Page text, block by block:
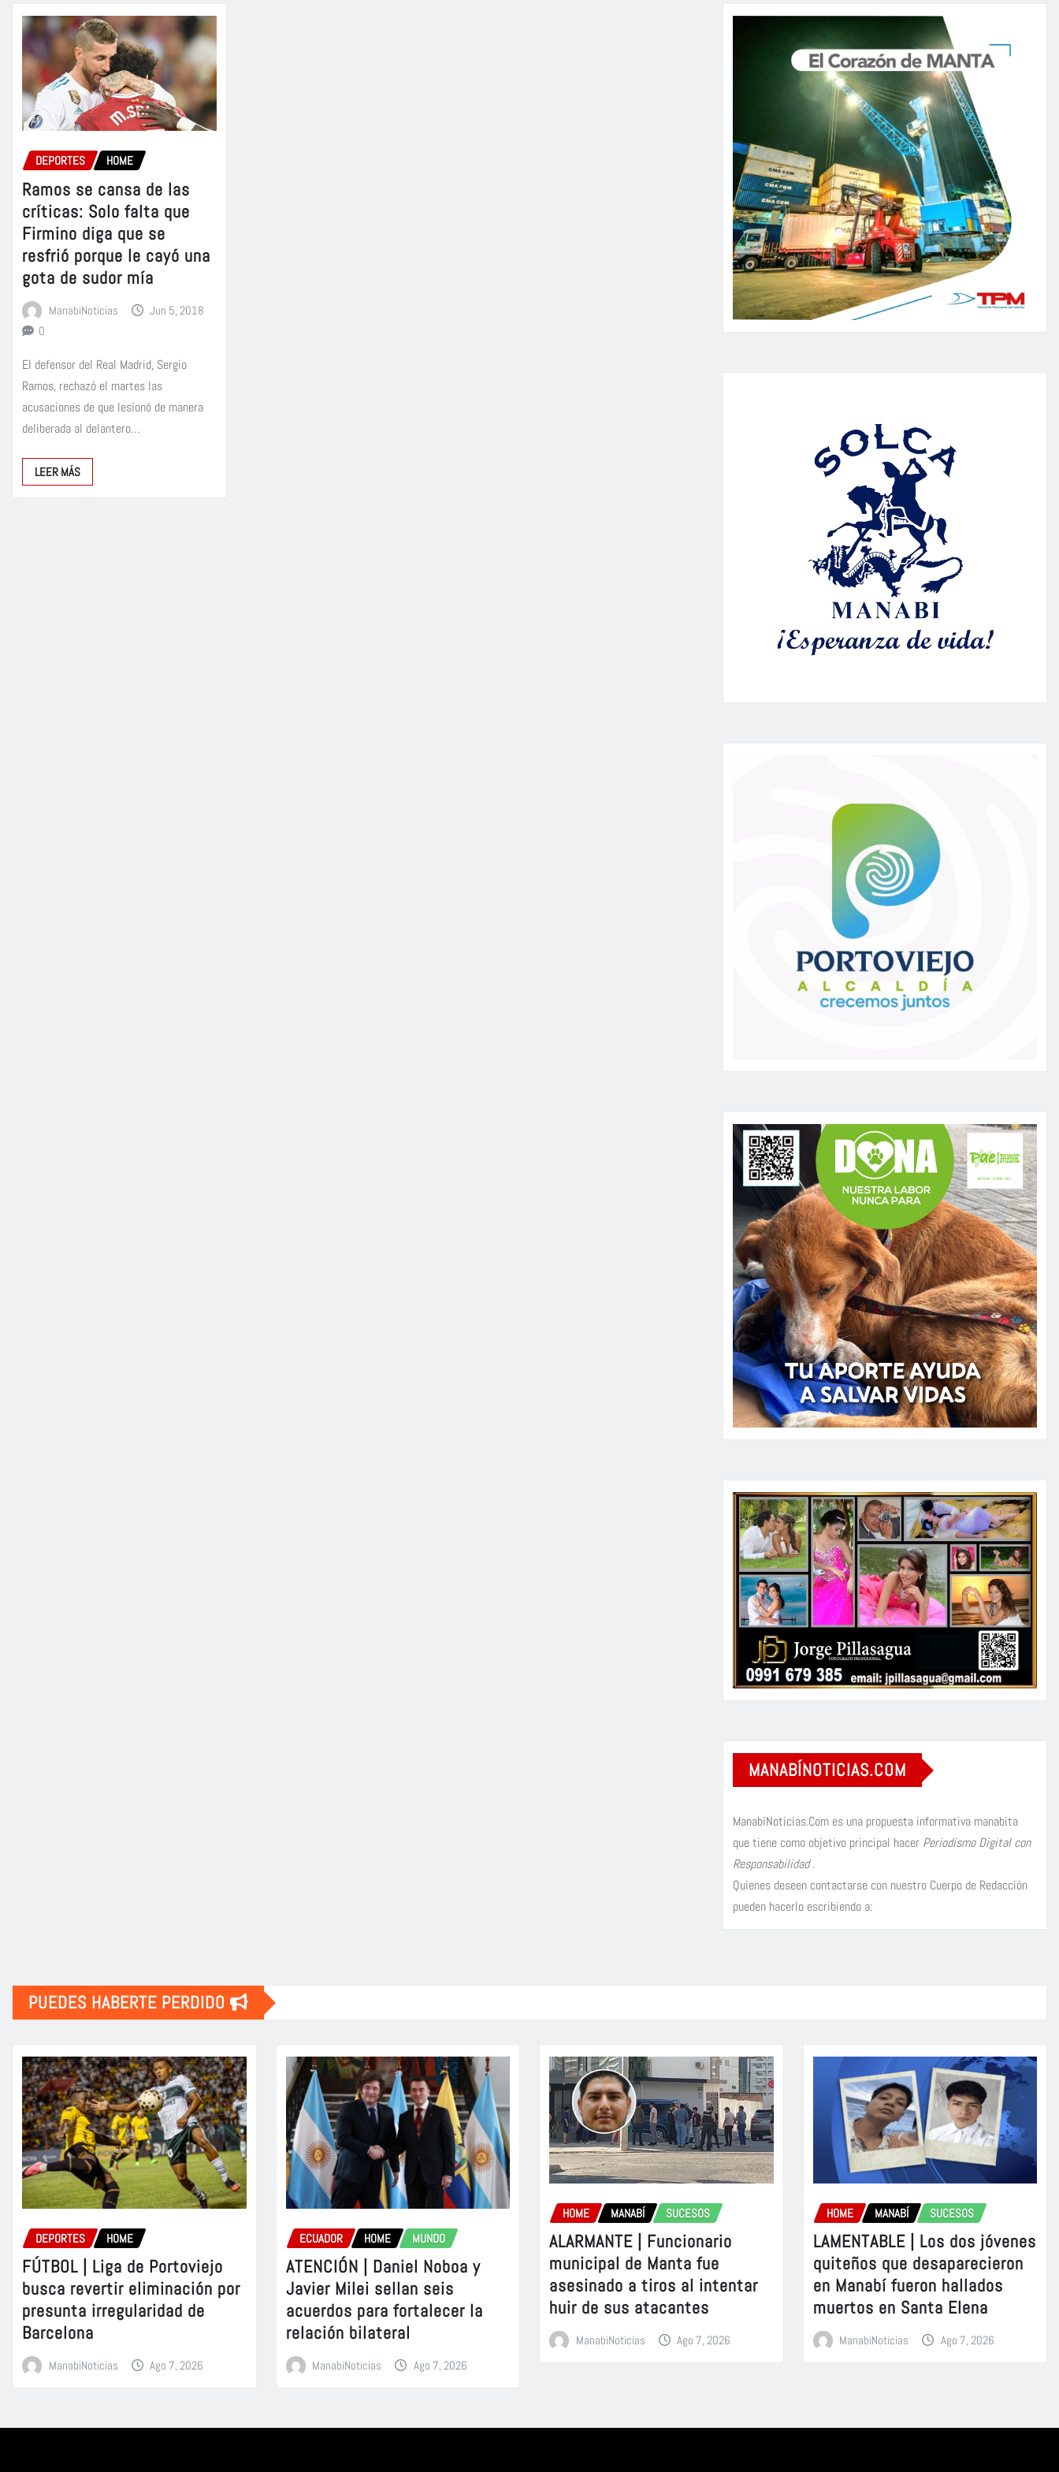
DEPORTES HOME
Ramos se cansa de las
críticas: Solo falta que
Firmino diga que se
resfrió porque le cayó una
gota de sudor mía
ManabiNoticias
Jun 5, 2018
0
El defensor del Real Madrid, Sergio
Ramos, rechazó el martes las
acusaciones de que lesionó de manera
deliberada al delantero…
LEER MÁS
MANABÍNOTICIAS.COM
ManabíNoticias.Com es una propuesta informativa manabita
que tiene como objetivo principal hacer Periodismo Digital con
Responsabilidad.
Quienes deseen contactarse con nuestro Cuerpo de Redacción
pueden hacerlo escribiendo a:
PUEDES HABERTE PERDIDO
DEPORTES HOME
FÚTBOL | Liga de Portoviejo
busca revertir eliminación por
presunta irregularidad de
Barcelona
ManabiNoticias Ago 7, 2026
ECUADOR HOME MUNDO
ATENCIÓN | Daniel Noboa y
Javier Milei sellan seis
acuerdos para fortalecer la
relación bilateral
ManabiNoticias Ago 7, 2026
HOME MANABÍ SUCESOS
ALARMANTE | Funcionario
municipal de Manta fue
asesinado a tiros al intentar
huir de sus atacantes
ManabiNoticias Ago 7, 2026
HOME MANABÍ SUCESOS
LAMENTABLE | Los dos jóvenes
quiteños que desaparecieron
en Manabí fueron hallados
muertos en Santa Elena
ManabiNoticias Ago 7, 2026